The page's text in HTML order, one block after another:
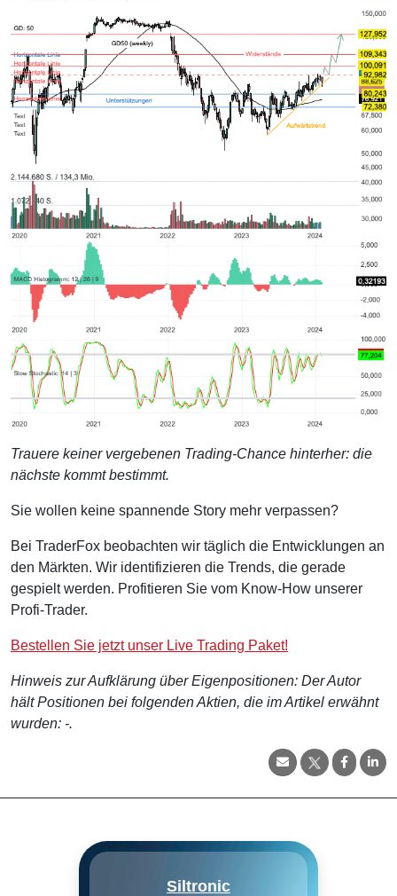
Trauere keiner vergebenen Trading-Chance hinterher: die
nächste kommt bestimmt.
Sie wollen keine spannende Story mehr verpassen?
Bei TraderFox beobachten wir täglich die Entwicklungen an
den Märkten. Wir identifizieren die Trends, die gerade
gespielt werden. Profitieren Sie vom Know-How unserer
Profi-Trader.
Bestellen Sie jetzt unser Live Trading Paket!
Hinweis zur Aufklärung über Eigenpositionen: Der Autor
hält Positionen bei folgenden Aktien, die im Artikel erwähnt
wurden: -.
Siltronic
Herstellung und Marketing von